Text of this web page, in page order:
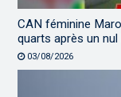
CAN féminine
quarts après un
03/08/2026